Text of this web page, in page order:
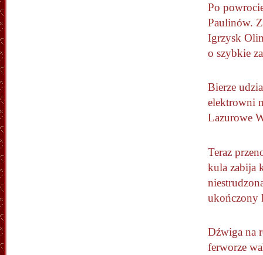
Po
Paulinów.
Igrzysk
o szybkie
Bierze
elektrowni
Lazurowe
Teraz
kula zabija
ukończony
Dźwiga na
ferworze